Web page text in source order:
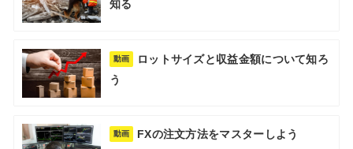
知る
動画
ロットサイズと収益金額について知ろ
う
動画 FXの注文方法をマスターしよう